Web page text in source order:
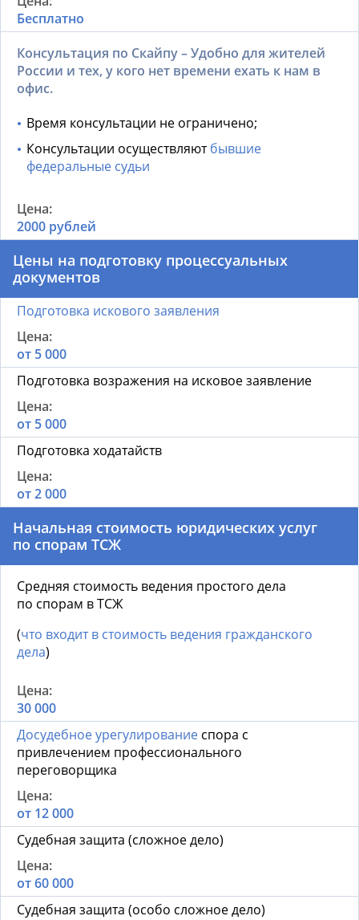
Бесплатно
Консультация по Скайпу – Удобно для жителей
России и тех, у кого нет времени ехать к нам в
офис.
Время консультации не ограничено;
Консультации осуществляютбывшие
федеральные судьи
2000 рублей
Цены на подготовку процессуальных
документов
Подготовка искового заявления
от 5 000
Подготовка возражения на исковое заявление
от 5 000
Подготовка ходатайств
от 2 000
Начальная стоимость юридических услуг
по спорам ТСЖ
Средняя стоимость ведения простого дела
по спорам в ТСЖ
(что входит в стоимость ведения гражданского
дела)
30 000
Досудебное урегулирование спора с
привлечением профессионального
переговорщика
от 12 000
Судебная защита (сложное дело)
от 60 000
Судебная защита (особо сложное дело)